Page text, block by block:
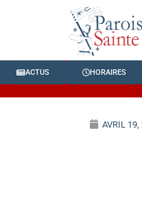
ACTUS HORAIRES
AVRIL 19,